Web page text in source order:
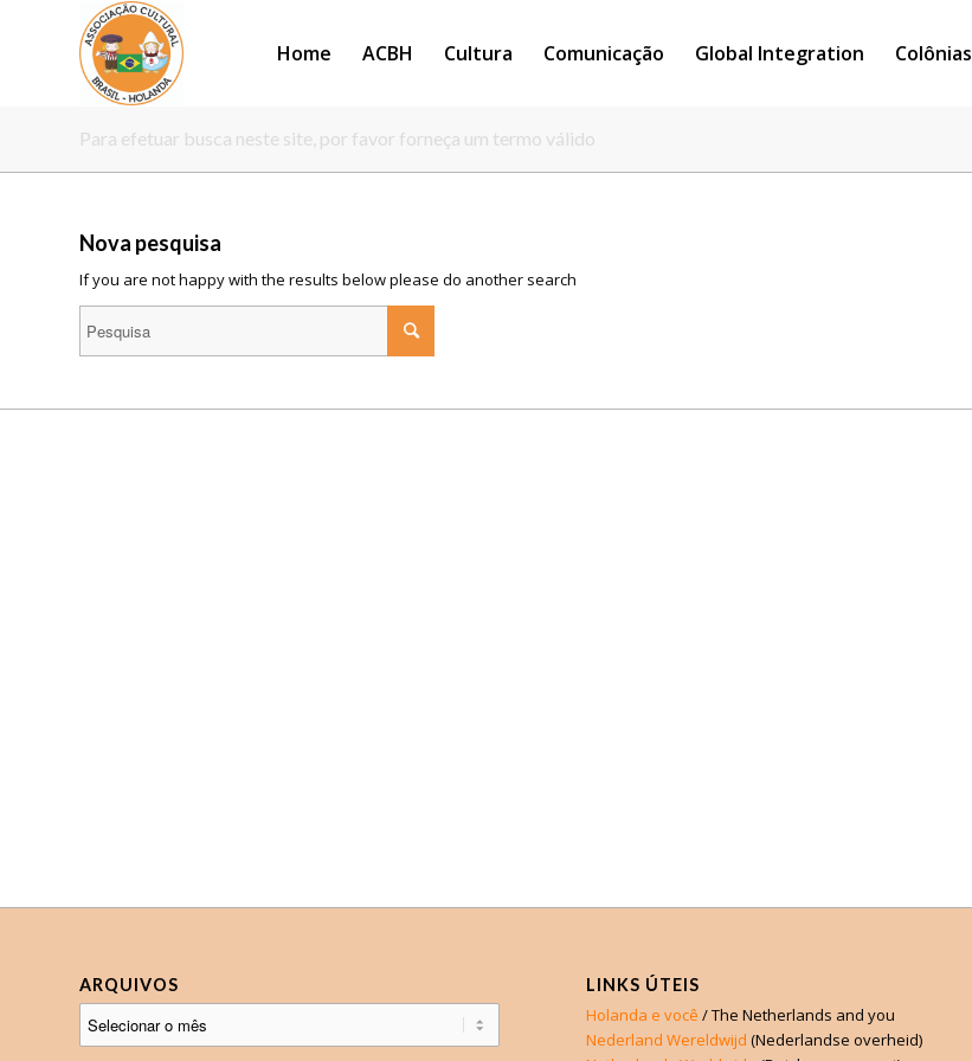
Home ACBH Cultura Comunicação Global Integration Colônias
Para efetuar busca neste site, por favor forneça um termo válido
Nova pesquisa
If you are not happy with the results below please do another search
ARQUIVOS LINKS ÚTEIS
Holanda e você / The Netherlands and you
Nederland Wereldwijd (Nederlandse overheid)